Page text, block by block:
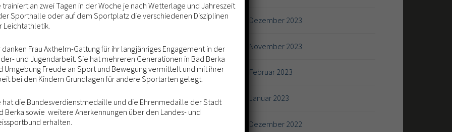
Dezember 2023
November 2023
Februar 2023
Januar 2023
Dezember 2022
trainiert an zwei Tagen in der Woche je nach Wetterlage und Jahreszeit
Sporthalle oder auf dem Sportplatz die verschiedenen Disziplinen
Leichtathletik.
danken Frau Axthelm-Gattung für ihr langjähriges Engagement in der
und Jugendarbeit. Sie hat mehreren Generationen in Bad Berka
Umgebung Freude an Sport und Bewegung vermittelt und mit ihrer
bei den Kindern Grundlagen für andere Sportarten gelegt.
hat die Bundesverdienstmedaille und die Ehrenmedaille der Stadt
Berka sowie weitere Anerkennungen über den Landes- und
erhalten.